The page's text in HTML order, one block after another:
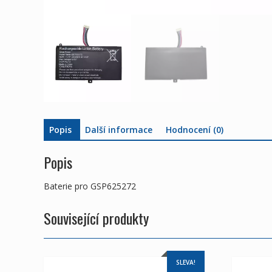
Popis Další informace Hodnocení (0)
Popis
Baterie pro GSP625272
Související produkty
SLEVA!